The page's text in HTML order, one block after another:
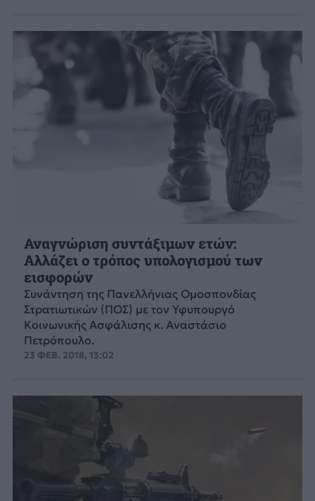
Αναγνώριση συντάξιμων ετών:
Αλλάζει ο τρόπος υπολογισμού των
εισφορών
Συνάντηση της Πανελλήνιας Ομοσπονδίας
Στρατιωτικών (ΠΟΣ) με τον Υφυπουργό
Κοινωνικής Ασφάλισης κ. Αναστάσιο
Πετρόπουλο.
23 ΦΕΒ. 2018, 13:02